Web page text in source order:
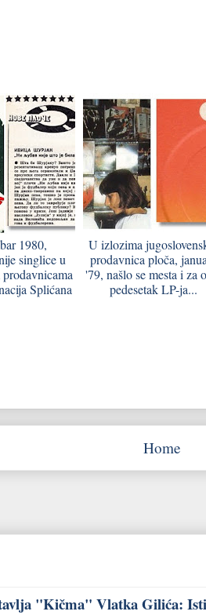
1980,
singlice u
Splićana
U izlozima
prodavnica ploča,
'79, našlo se mesta i za
pedesetak LP-ja...
Home
"Kičma" Vlatka Gilića: